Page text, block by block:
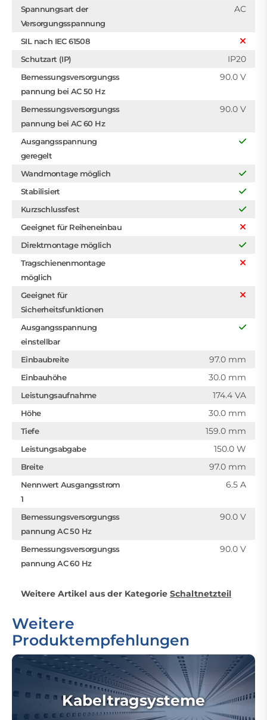
Spannungsart der
Versorgungsspannung
AC
SIL nach IEC 61508
Schutzart (IP)
IP20
Bemessungsversorgungss
pannung bei AC 50 Hz
90.0 V
Bemessungsversorgungss
pannung bei AC 60 Hz
90.0 V
Ausgangsspannung
geregelt
Wandmontage möglich
Stabilisiert
Kurzschlussfest
Geeignet für Reiheneinbau
Direktmontage möglich
Tragschienenmontage
möglich
Geeignet für
Sicherheitsfunktionen
Ausgangsspannung
einstellbar
Einbaubreite
97.0 mm
Einbauhöhe 30.0 mm
Leistungsaufnahme 174.4 VA
Höhe 30.0 mm
Tiefe 159.0 mm
Leistungsabgabe 150.0 W
Breite 97.0 mm
Nennwert Ausgangsstrom
1
6.5 A
Bemessungsversorgungss
pannung AC 50 Hz
90.0 V
Bemessungsversorgungss
pannung AC 60 Hz
90.0 V
Weitere Artikel aus der Kategorie Schaltnetzteil
Weitere
Produktempfehlungen
Kabeltragsysteme